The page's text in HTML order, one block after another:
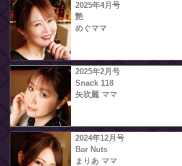
2025年4月号
艷
めぐママ
2025年2月号
Snack 118
矢吹麗 ママ
2024年12月号
Bar Nuts
まりあ ママ